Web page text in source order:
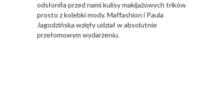
odsłoniła przed nami kulisy makijażowych trików
prosto z kolebki mody. Maffashion i Paula
Jagodzińska wzięły udział w absolutnie
przełomowym wydarzeniu.